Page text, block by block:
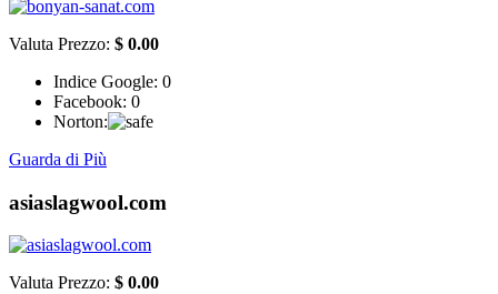
Valuta Prezzo: $ 0.00
Indice Google: 0
Facebook: 0
Norton:
Guarda di Più
asiaslagwool.com
Valuta Prezzo: $ 0.00